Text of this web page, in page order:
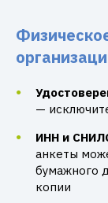
—
ИНН и
анкеты
бумажного
копии